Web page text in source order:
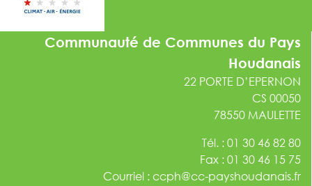
Communauté de Communes du Pays
Houdanais
22 PORTE D’EPERNON
CS 00050
78550 MAULETTE
Tél. : 01 30 46 82 80
Fax : 01 30 46 15 75
Courriel : ccph@cc-payshoudanais.fr